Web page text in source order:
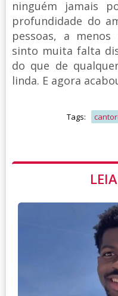
ninguém jamais
profundidade do
pessoas, a menos
sinto muita falta
do que de
linda. E agora
Tags: